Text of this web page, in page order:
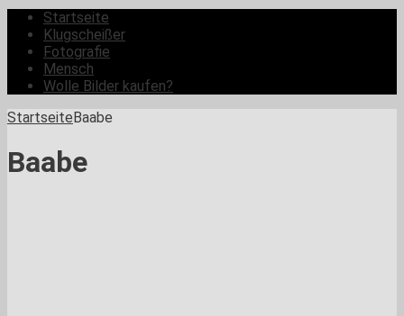
Startseite
Klugscheißer
Fotografie
Mensch
Wolle Bilder kaufen?
StartseiteBaabe
Baabe